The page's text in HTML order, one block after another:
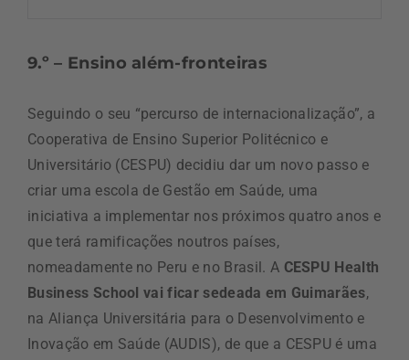
9.º – Ensino além-fronteiras
Seguindo o seu “percurso de internacionalização”, a
Cooperativa de Ensino Superior Politécnico e
Universitário (CESPU) decidiu dar um novo passo e
criar uma escola de Gestão em Saúde, uma
iniciativa a implementar nos próximos quatro anos e
que terá ramificações noutros países,
nomeadamente no Peru e no Brasil. A CESPU Health
Business School vai ficar sedeada em Guimarães,
na Aliança Universitária para o Desenvolvimento e
Inovação em Saúde (AUDIS), de que a CESPU é uma